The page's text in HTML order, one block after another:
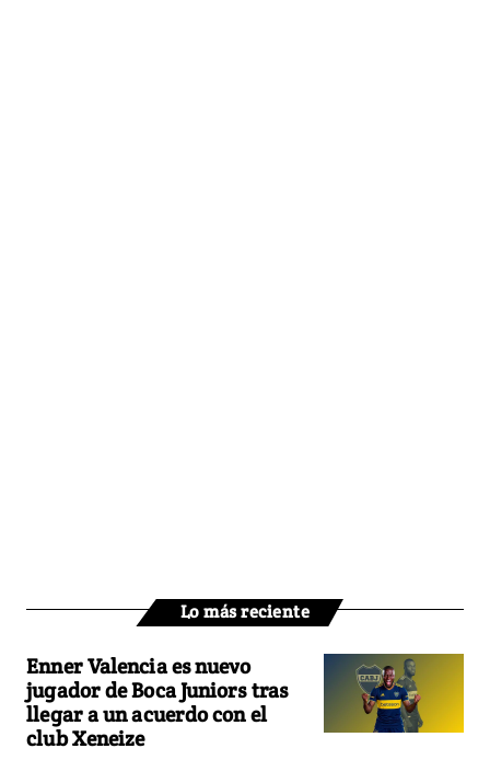
Lo más reciente
Enner Valencia es nuevo
jugador de Boca Juniors tras
llegar a un acuerdo con el
club Xeneize